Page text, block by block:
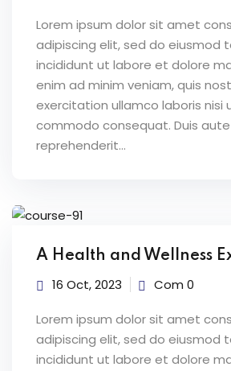
Lorem ipsum dolor sit amet
adipiscing elit, sed do eiusmod
incididunt ut labore et dolore
enim ad minim veniam, quis
exercitation ullamco laboris nisi
commodo consequat. Duis aute
reprehenderit...
A Health and Wellness
16 Oct, 2023 Com 0
Lorem ipsum dolor sit amet
adipiscing elit, sed do eiusmod
incididunt ut labore et dolore